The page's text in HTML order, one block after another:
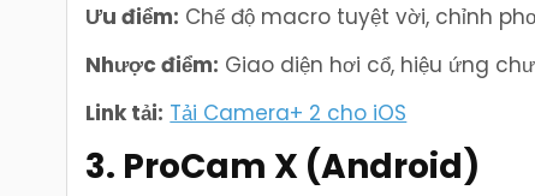
Ưu điểm: Chế độ macro tuyệt vời, chỉnh
Nhược điểm: Giao diện hơi cổ, hiệu ứng
Link tải: Tải Camera+ 2 cho iOS
3. ProCam X (Android)